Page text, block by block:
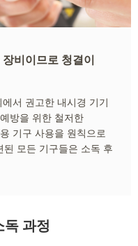
비이므로 청결이
서 권고한 내시경 기기
방을 위한 철저한
기구 사용을 원칙으로
모든 기구들은 소독 후
독 과정